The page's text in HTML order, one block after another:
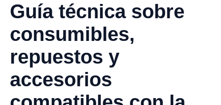
Guía técnica sobre
consumibles,
repuestos y
accesorios